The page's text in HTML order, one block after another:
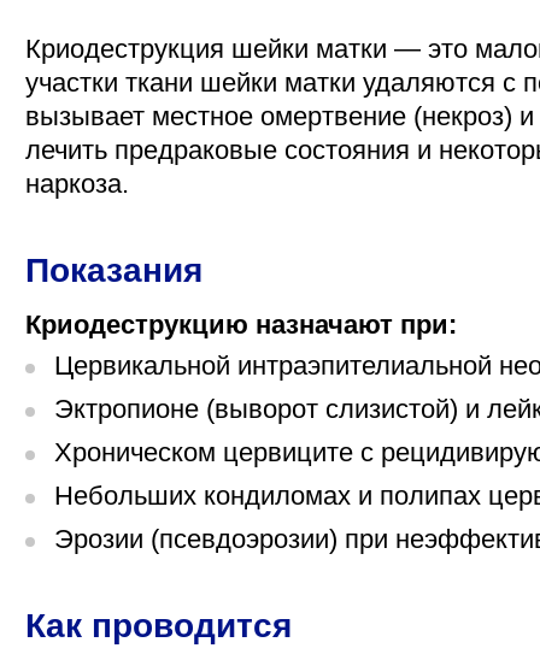
Центр здоровья НЛМК
Адрес
398005, г. Липецк, пл. Металлургов, 1
Понедельник — пятница 7:30–20:00
+7 (4742) 55-55-43
Санаторий-профилакторий
«Парус»
Адрес
399000, г. Липецк, Плехановское лесничество,
08:00–16:45
перерыв 12:00–12:30
08:00–15:45
перерыв 12:00–12:30
Криодеструкция шейки матки — это
участки ткани шейки матки удаляются
вызывает местное омертвение (некроз)
лечить предраковые состояния и
наркоза.
Показания
Криодеструкцию назначают при:
Цервикальной интраэпителиальной
Эктропионе (выворот слизистой) и
Хроническом цервиците с
Небольших кондиломах и полипах
Эрозии (псевдоэрозии) при
Как проводится